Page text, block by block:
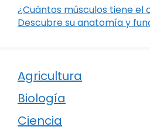
¿Cuántos músculos tiene el
Descubre su anatomía y
Agricultura
Biología
Ciencia